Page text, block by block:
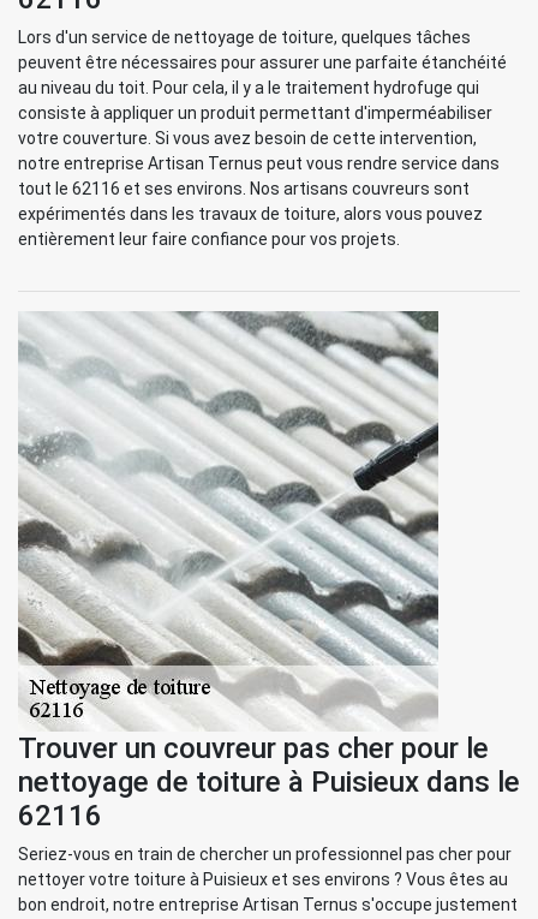
Lors d'un service de nettoyage de toiture, quelques tâches
peuvent être nécessaires pour assurer une parfaite étanchéité
au niveau du toit. Pour cela, il y a le traitement hydrofuge qui
consiste à appliquer un produit permettant d'imperméabiliser
votre couverture. Si vous avez besoin de cette intervention,
notre entreprise Artisan Ternus peut vous rendre service dans
tout le 62116 et ses environs. Nos artisans couvreurs sont
expérimentés dans les travaux de toiture, alors vous pouvez
entièrement leur faire confiance pour vos projets.
Trouver un couvreur pas cher pour le
nettoyage de toiture à Puisieux dans le
62116
Seriez-vous en train de chercher un professionnel pas cher pour
nettoyer votre toiture à Puisieux et ses environs ? Vous êtes au
bon endroit, notre entreprise Artisan Ternus s'occupe justement